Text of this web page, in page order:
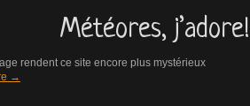
Météores, j’adore!
rendent ce site encore plus mystérieux
→